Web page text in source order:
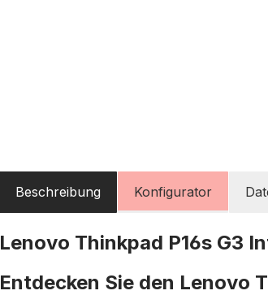
Beschreibung Konfigurator
Lenovo Thinkpad P16s G3
Entdecken Sie den Lenovo